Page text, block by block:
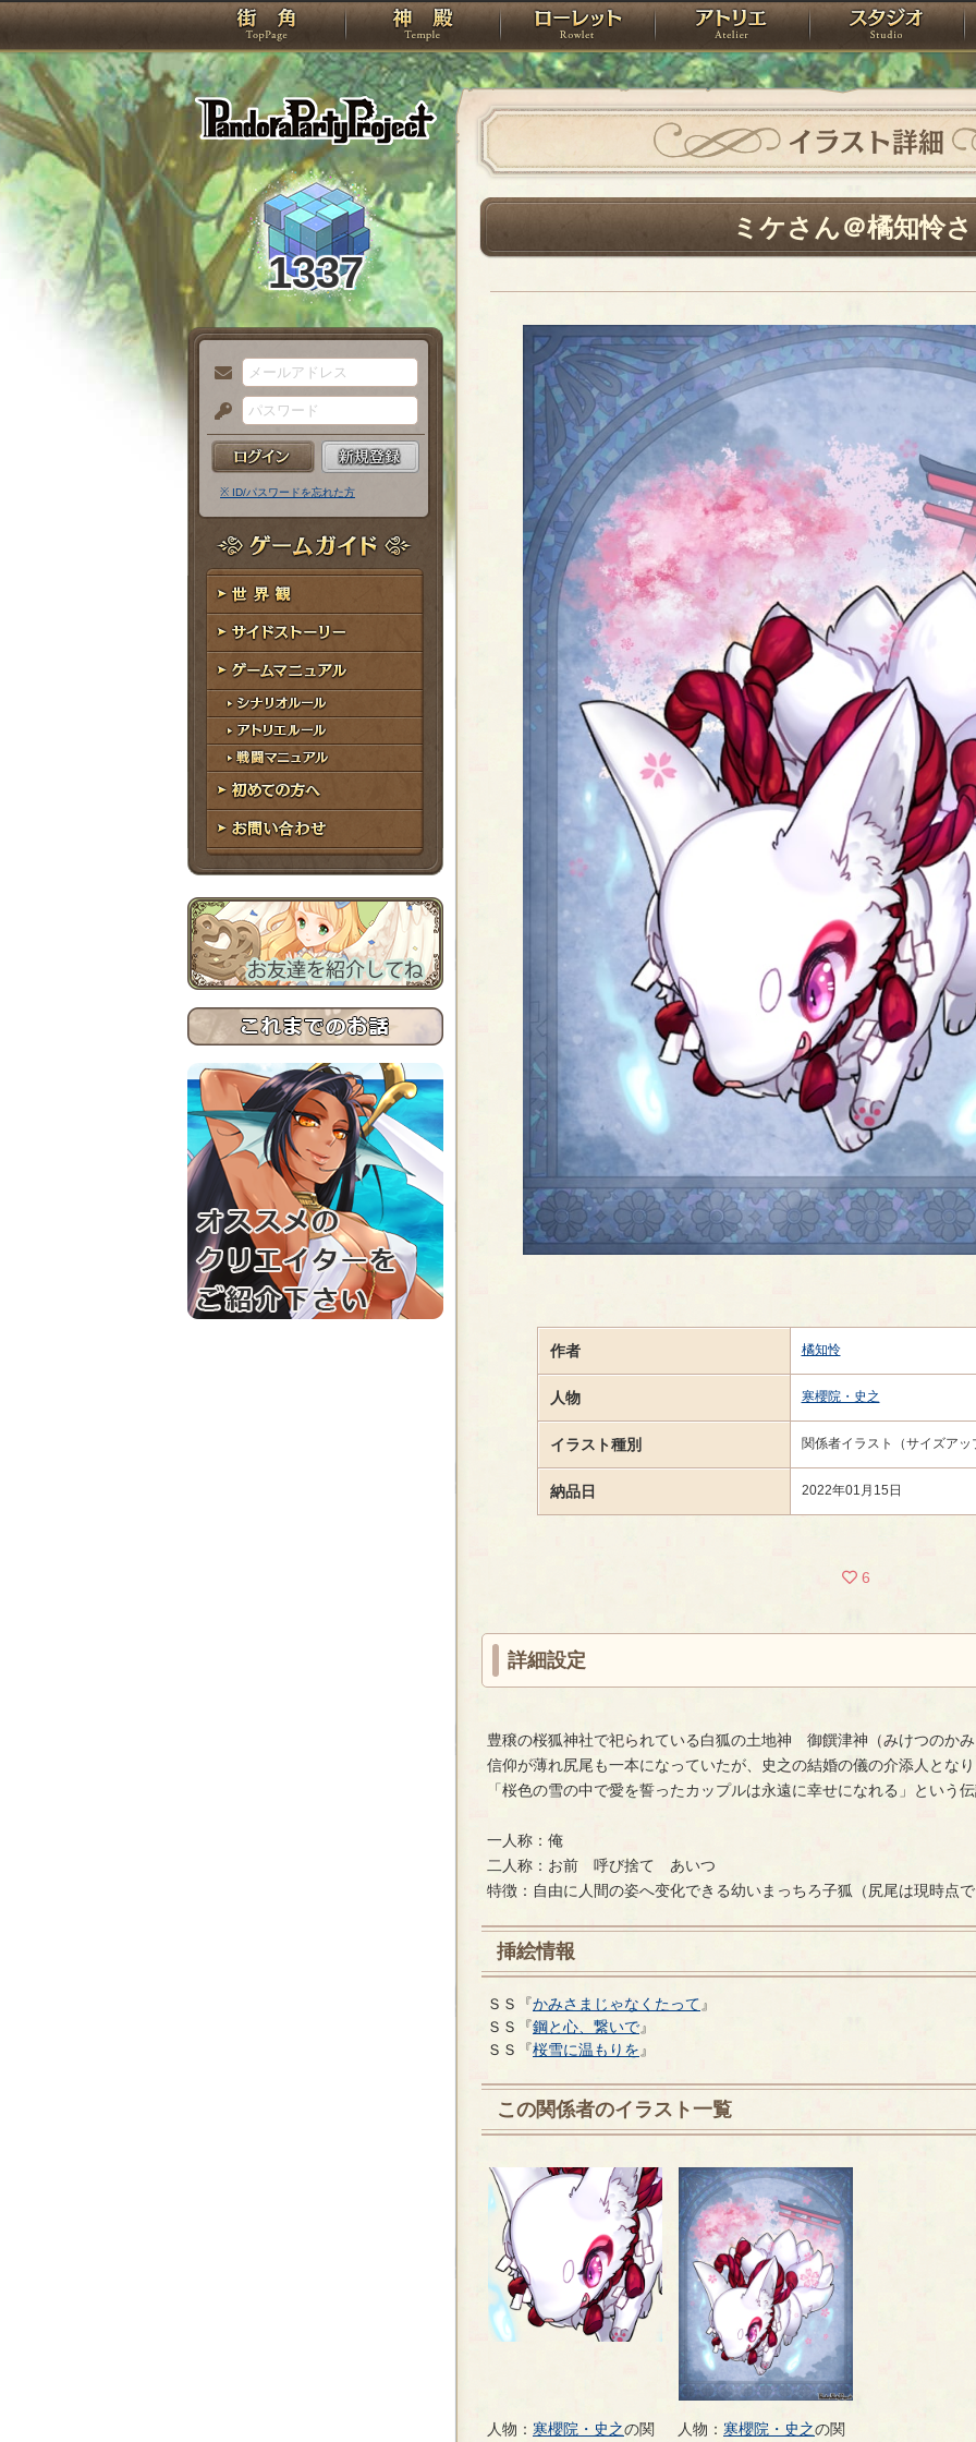
PandoraPartyProject
TOP 神殿 ローレット アトリエ
1337
メ
ー
ル
ア
ド
レ
ス
パ
ス
ー
ド
※ ID/パスワードを忘れた方
ゲームガイド
世界観
サイドストーリー
ゲームマニュアル
シナリオルール
アトリエルール
戦闘マニュアル
初めての方へ
お問い合わせ
イラスト詳細
ミケさん＠橘知怜
作者 橘知怜
人物 寒櫻院・史之
イラスト種別 関係者イラスト（サイズアッ
納品日 2022年01月15日
6
詳細設定
豊穣の桜狐神社で祀られている白狐の土地神 御饌津神（みけつのか
信仰が薄れ尻尾も一本になっていたが、史之の結婚の儀の介添人となり
「桜色の雪の中で愛を誓ったカップルは永遠に幸せになれる」という
一人称：俺
二人称：お前 呼び捨て あいつ
特徴：自由に人間の姿へ变化できる幼いまっちろ子狐（尻尾は現時点
挿絵情報
ＳＳ『かみさまじゃなくたって』
ＳＳ『鋼と心、繋いで』
ＳＳ『桜雪に温もりを』
この関係者のイラスト一覧
人物： 寒櫻院・史之の関 人物： 寒櫻院・史之の関